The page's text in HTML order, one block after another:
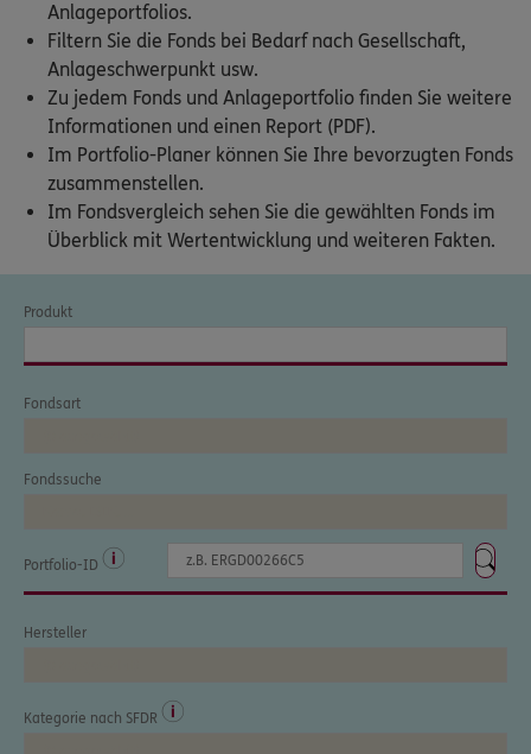
Schaden- oder Leistungsfall melden
Bequem online oder telefonisch.
Kontakt
Meine Versicherungen
Sehen Sie auf einen Blick Ihre Versicherungen bei ERGO,
Bequem online oder telefonisch.
Mo–Sa 7–20 Uhr (gebührenfrei)
Anlageportfolios.
Filtern Sie die Fonds bei Bedarf nach Gesellschaft,
Anlageschwerpunkt usw.
Zu jedem Fonds und Anlageportfolio finden Sie weitere
Informationen und einen Report (PDF).
Im Portfolio-Planer können Sie Ihre bevorzugten Fonds
zusammenstellen.
Im Fondsvergleich sehen Sie die gewählten Fonds im
Überblick mit Wertentwicklung und weiteren Fakten.